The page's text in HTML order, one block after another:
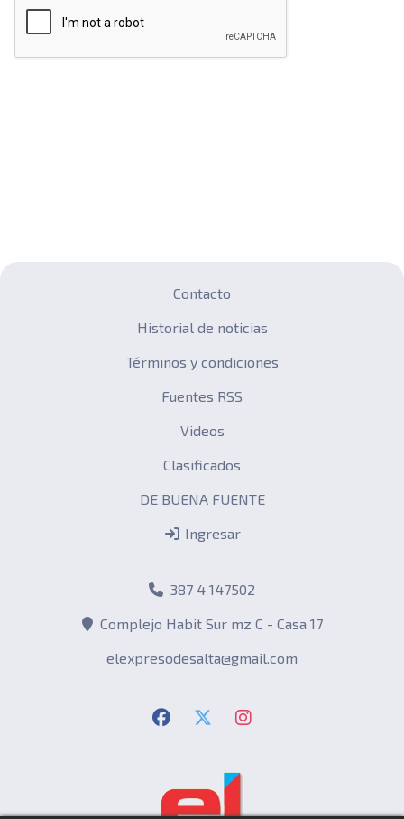
Contacto
Historial de noticias
Términos y condiciones
Fuentes RSS
Videos
Clasificados
DE BUENA FUENTE
Ingresar
387 4 147502
Complejo Habit Sur mz C - Casa 17
elexpresodesalta@gmail.com